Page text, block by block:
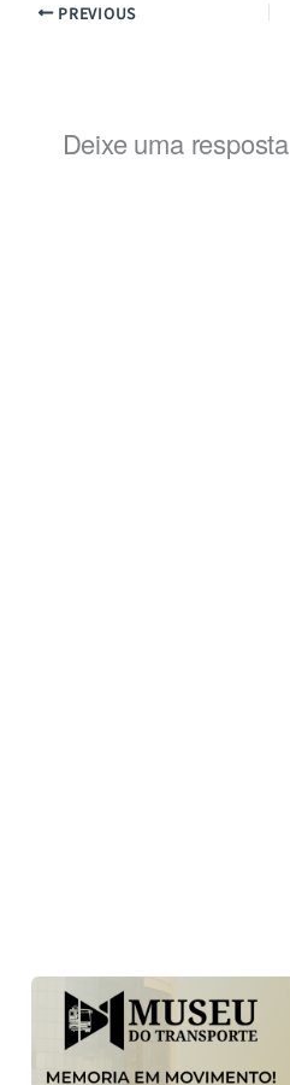
PREVIOUS
Deixe uma resposta